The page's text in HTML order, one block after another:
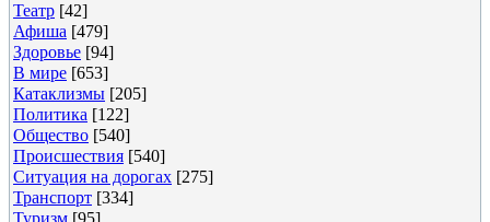
Театр [42]
Афиша [479]
Здоровье [94]
В мире [653]
Катаклизмы [205]
Политика [122]
Общество [540]
Происшествия [540]
Ситуация на дорогах [275]
Транспорт [334]
Туризм [95]